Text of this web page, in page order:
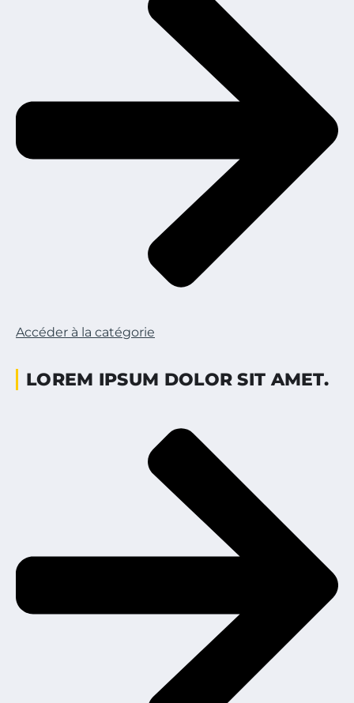
Accéder à la catégorie
LOREM IPSUM DOLOR SIT AMET.